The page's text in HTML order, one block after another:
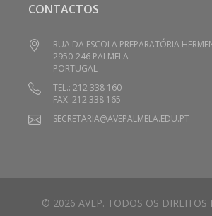
CONTACTOS
RUA DA ESCOLA PREPARATÓRIA
2950-246 PALMELA
PORTUGAL
TEL.: 212 338 160
FAX: 212 338 165
SECRETARIA@AVEPALMELA.EDU.PT
© 2026 AVEP. TODOS OS DIREITOS